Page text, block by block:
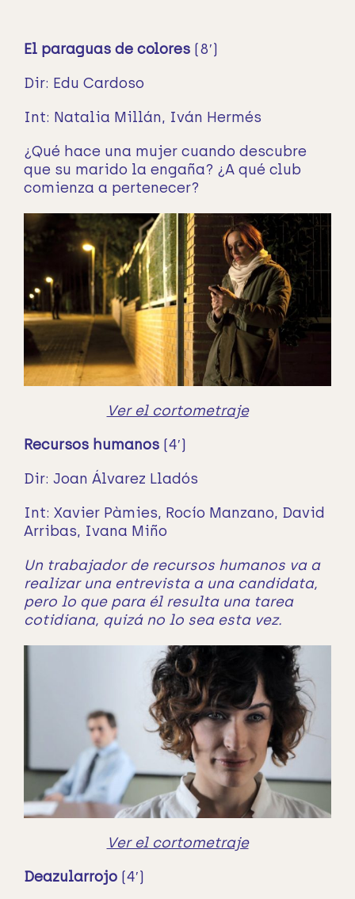
El paraguas de colores (8′)
Dir: Edu Cardoso
Int: Natalia Millán, Iván Hermés
¿Qué hace una mujer cuando descubre
que su marido la engaña? ¿A qué club
comienza a pertenecer?
Ver el cortometraje
Recursos humanos (4′)
Dir: Joan Álvarez Lladós
Int: Xavier Pàmies, Rocío Manzano, David
Arribas, Ivana Miño
Un trabajador de recursos humanos va a
realizar una entrevista a una candidata,
pero lo que para él resulta una tarea
cotidiana, quizá no lo sea esta vez.
Ver el cortometraje
Deazularrojo (4′)